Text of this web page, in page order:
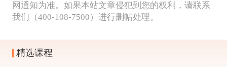
网通知为准。如果本站文章侵犯到您的权利，请联系
我们（400-108-7500）进行删帖处理。
精选课程